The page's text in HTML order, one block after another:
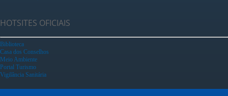
HOTSITES OFICIAIS
Biblioteca
Casa dos Conselhos
Meio Ambiente
Portal Turismo
Vigilância Sanitária